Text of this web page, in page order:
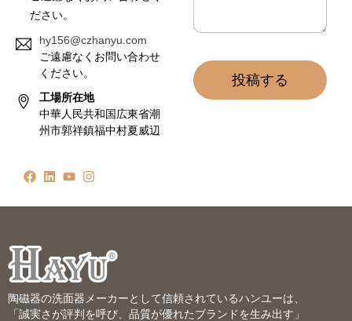
ださい。
hy156@czhanyu.com
ご遠慮なくお問い合わせ
ください。
工場所在地
中華人民共和国広東省潮
州市郭祥鎮福中村夏威辺
投稿する
陶磁器の洗面器メーカーとして信頼されているハンユーは、
「誠実さが評判を呼び、品質が優れたブランドを生み出す」